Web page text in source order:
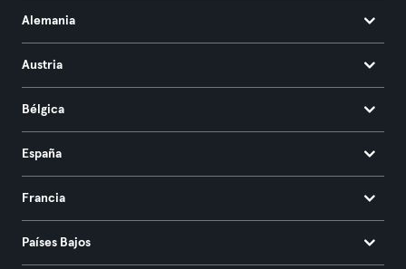
Alemania
Austria
Bélgica
España
Francia
Países Bajos